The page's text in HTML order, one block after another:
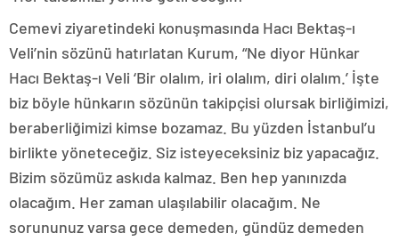
Cemevi ziyaretindeki konuşmasında Hacı Bektaş-ı
Veli’nin sözünü hatırlatan Kurum, “Ne diyor Hünkar
Hacı Bektaş-ı Veli ‘Bir olalım, iri olalım, diri olalım.’ İşte
biz böyle hünkarın sözünün takipçisi olursak birliğimizi,
beraberliğimizi kimse bozamaz. Bu yüzden İstanbul’u
birlikte yöneteceğiz. Siz isteyeceksiniz biz yapacağız.
Bizim sözümüz askıda kalmaz. Ben hep yanınızda
olacağım. Her zaman ulaşılabilir olacağım. Ne
sorununuz varsa gece demeden, gündüz demeden